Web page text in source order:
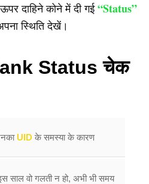
दाहिने कोने में दी गई“Status”
स्थिति देखें।
Status चेक
UID के समस्या के कारण
साल वो गलती न हो, अभी भी समय